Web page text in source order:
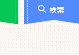
検索